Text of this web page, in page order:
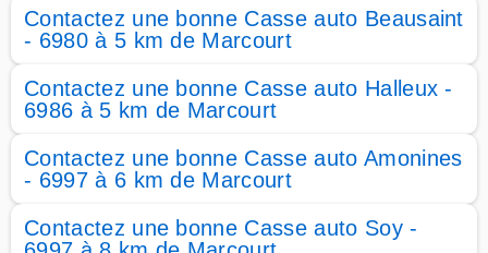
Contactez une bonne Casse auto Beausaint
- 6980 à 5 km de Marcourt
Contactez une bonne Casse auto Halleux -
6986 à 5 km de Marcourt
Contactez une bonne Casse auto Amonines
- 6997 à 6 km de Marcourt
Contactez une bonne Casse auto Soy -